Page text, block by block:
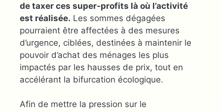
de taxer ces super-profits là où l’activité
est réalisée. Les sommes dégagées
pourraient être affectées à des mesures
d’urgence, ciblées, destinées à maintenir le
pouvoir d’achat des ménages les plus
impactés par les hausses de prix, tout en
accélérant la bifurcation écologique.
Afin de mettre la pression sur le